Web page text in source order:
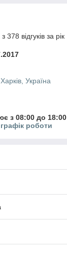
378 відгуків за рік
Україна
з 08:00 до 18:00
роботи